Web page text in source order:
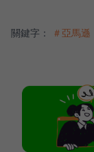
關鍵字： ＃亞馬遜